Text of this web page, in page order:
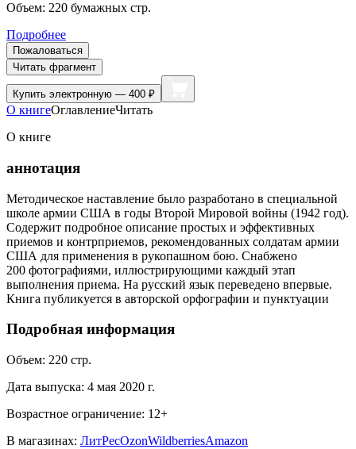
Объем: 220 бумажных стр.
Подробнее
Пожаловаться
Читать фрагмент
Купить электронную — 400 ₽
О книгеОглавлениеЧитать
О книге
аннотация
Методическое наставление было разработано в специальной
школе армии США в годы Второй Мировой войны (1942 год).
Содержит подробное описание простых и эффективных
приемов и контрприемов, рекомендованных солдатам армии
США для применения в рукопашном бою. Снабжено
200 фотографиями, иллюстрирующими каждый этап
выполнения приема. На русский язык переведено впервые.
Книга публикуется в авторской орфографии и пунктуации
Подробная информация
Объем: 220 стр.
Дата выпуска: 4 мая 2020 г.
Возрастное ограничение: 12+
В магазинах: ЛитРесOzonWildberriesAmazon